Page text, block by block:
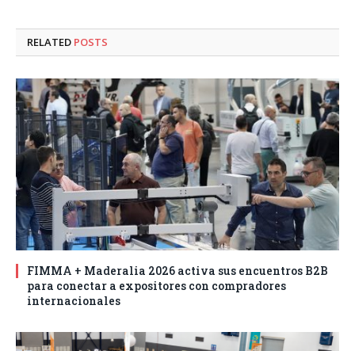
RELATED POSTS
FIMMA + Maderalia 2026 activa sus encuentros B2B
para conectar a expositores con compradores
internacionales